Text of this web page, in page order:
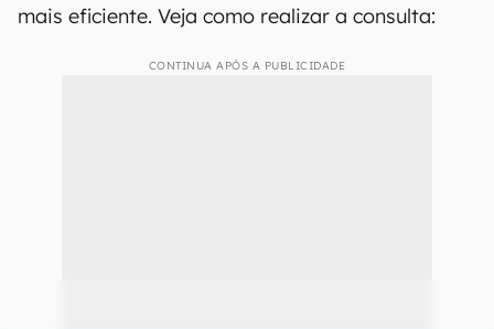
mais eficiente. Veja como realizar a consulta:
CONTINUA APÓS A PUBLICIDADE